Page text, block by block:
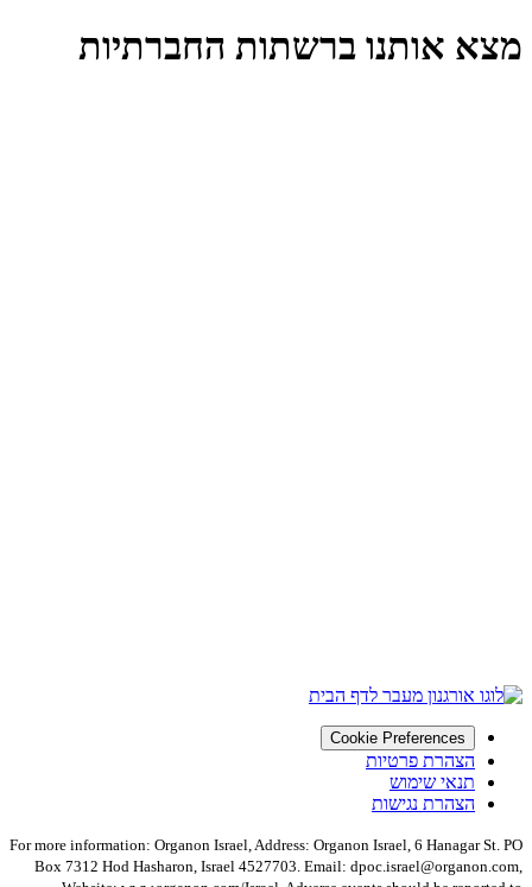
מצא אותנו ברשתות החברתיות
Cookie Preferences
הצהרת פרטיות
תנאי שימוש
הצהרת נגישות
For more information: Organon Israel, Address: Organon Israel, 6 Hanagar St. PO
Box 7312 Hod Hasharon, Israel 4527703. Email: dpoc.israel@organon.com,